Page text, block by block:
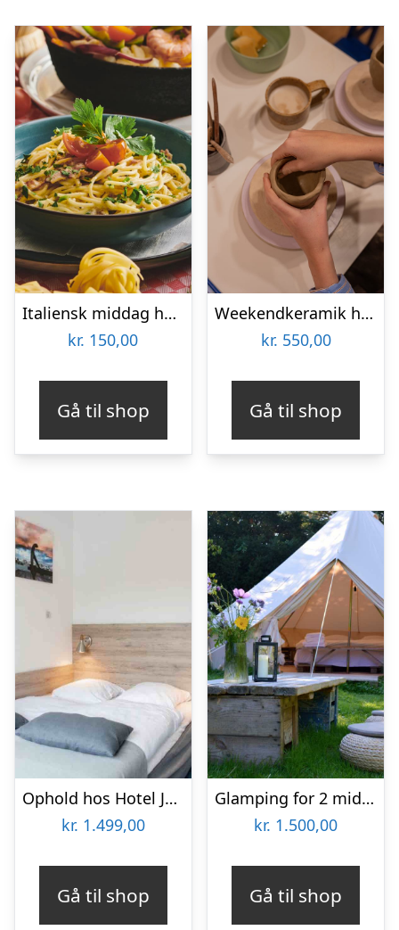
Italiensk middag hos Restaurant Pulcinella
kr. 150,00
Gå til shop
Weekendkeramik hos Lodewa Studio & Boutique
kr. 550,00
Gå til shop
Ophold hos Hotel Juelsminde Strand
kr. 1.499,00
Gå til shop
Glamping for 2 midt i Langelands smukke natur hos Littlest
kr. 1.500,00
Gå til shop